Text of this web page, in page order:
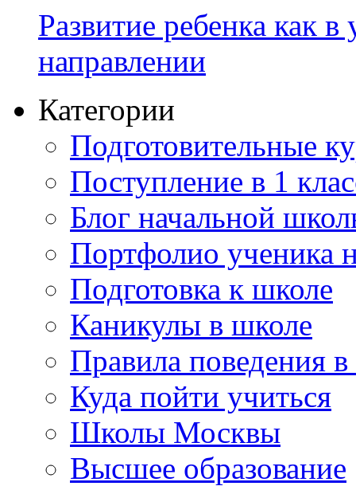
Развитие ребенка как
направлении
Категории
Подготовительные
Поступление в 1
Блог начальной
Портфолио ученика
Подготовка к школе
Каникулы в школе
Правила поведения
Куда пойти учиться
Школы Москвы
Высшее образование